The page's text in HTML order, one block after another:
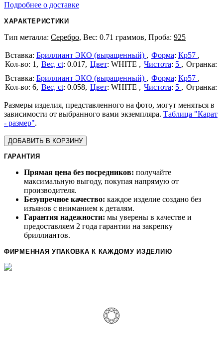
Подробнее о доставке
ХАРАКТЕРИСТИКИ
Тип металла: Серебро, Вес: 0.71 граммов, Проба: 925
Бриллиант ЭКО (выращенный) Форма: Кр57
1
Вес, ct: 0.017 Цвет: WHITE Чистота: 5
Бриллиант ЭКО (выращенный)
Форма: Кр57
6 Вес, ct: 0.058 Цвет: WHITE Чистота: 5
Размеры изделия, представленного на фото, могут меняться в
зависимости от выбранного вами экземпляра. Таблица "Карат
- размер".
ДОБАВИТЬ В КОРЗИНУ
ГАРАНТИЯ
Прямая цена без посредников: получайте
максимальную выгоду, покупая напрямую от
производителя.
Безупречное качество: каждое изделие создано без
изъянов с вниманием к деталям.
Гарантия надежности: мы уверены в качестве и
предоставляем 2 года гарантии на закрепку
бриллиантов.
ФИРМЕННАЯ УПАКОВКА К КАЖДОМУ ИЗДЕЛИЮ